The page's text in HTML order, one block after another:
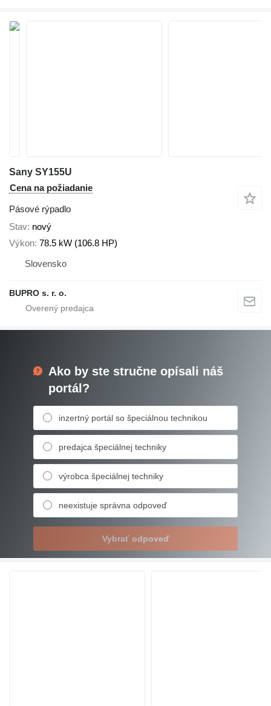
Sany SY155U
Cena na požiadanie
Pásové rýpadlo
Stav nový
Výkon 78.5 kW (106.8 HP)
Slovensko
BUPRO s. r. o.
Ako by ste stručne opísali náš
portál?
inzertný portál so špeciálnou technikou
predajca špeciálnej techniky
výrobca špeciálnej techniky
neexistuje správna odpoveď
Vybrať odpoveď